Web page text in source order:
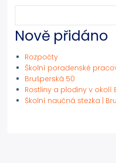
Nově přidáno
Rozpočty
Školní poradenské
Brušperská 50
Rostliny a plodiny v okolí
Školní naučná stezka |